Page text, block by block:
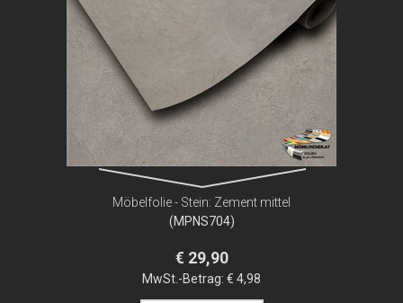
Möbelfolie - Stein: Zement mittel
(MPNS704)
€ 29,90
MwSt.-Betrag: € 4,98